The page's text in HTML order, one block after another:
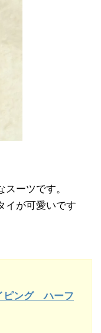
ーツです。
イが可愛いです
ピング ハーフ